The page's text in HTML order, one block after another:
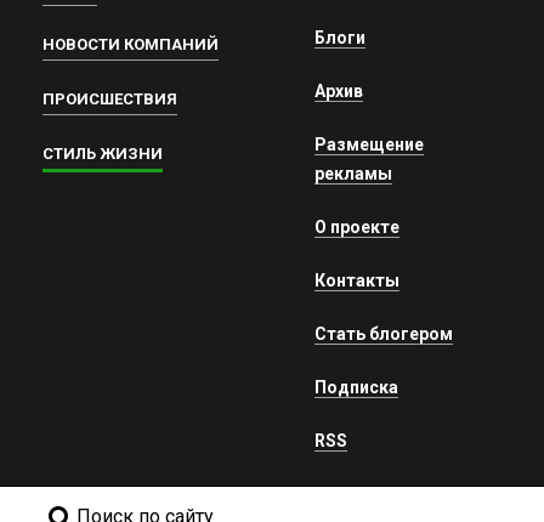
НОВОСТИ КОМПАНИЙ
ПРОИСШЕСТВИЯ
СТИЛЬ ЖИЗНИ
Блоги
Архив
Размещение
рекламы
О проекте
Контакты
Стать блогером
Подписка
RSS
Поиск по сайту